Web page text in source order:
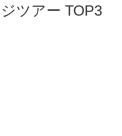
ツアー TOP3